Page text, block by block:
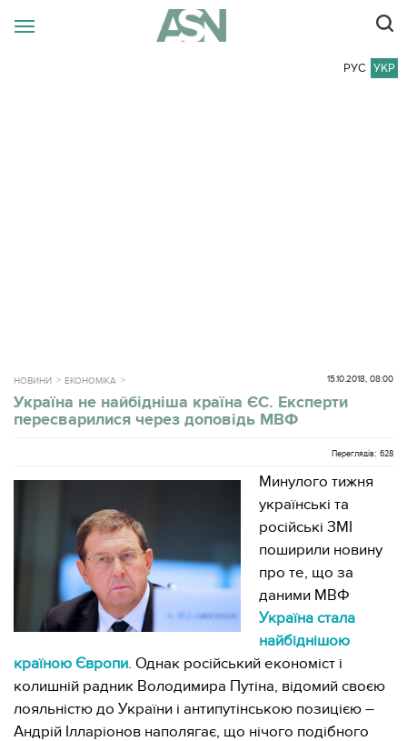
РУС УКР
НОВИНИ ЕКОНОМІКА 15.10.2018, 08:00
Україна не найбідніша країна ЄС. Експерти
пересварилися через доповідь МВФ
Переглядів: 628
Минулого тижня
українські та
російські ЗМІ
поширили новину
про те, що за
даними МВФ
Україна стала
найбіднішою
країною Європи. Однак російський економіст і
колишній радник Володимира Путіна, відомий своєю
лояльністю до України і антипутінською позицією –
Андрій Ілларіонов наполягає, що нічого подібного